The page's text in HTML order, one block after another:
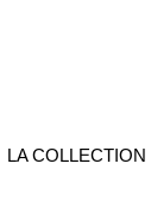
LA COLLECTION